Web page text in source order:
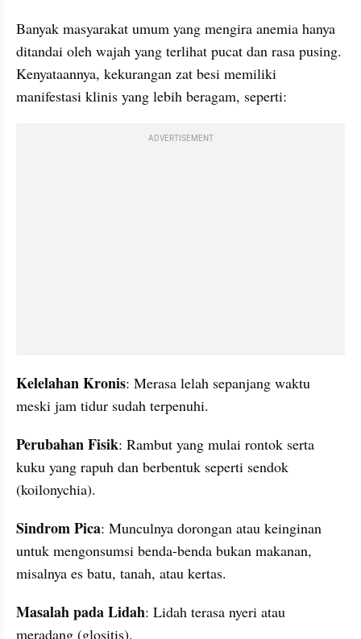
Banyak masyarakat umum yang mengira anemia hanya
ditandai oleh wajah yang terlihat pucat dan rasa pusing.
Kenyataannya, kekurangan zat besi memiliki
manifestasi klinis yang lebih beragam, seperti:
ADVERTISEMENT
Kelelahan Kronis: Merasa lelah sepanjang waktu
meski jam tidur sudah terpenuhi.
Perubahan Fisik: Rambut yang mulai rontok serta
kuku yang rapuh dan berbentuk seperti sendok
(koilonychia).
Sindrom Pica: Munculnya dorongan atau keinginan
untuk mengonsumsi benda-benda bukan makanan,
misalnya es batu, tanah, atau kertas.
Masalah pada Lidah: Lidah terasa nyeri atau
meradang (glositis).